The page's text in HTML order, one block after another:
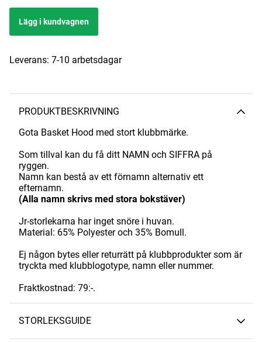
Lägg i kundvagnen
Leverans: 7-10 arbetsdagar
PRODUKTBESKRIVNING
Gota Basket Hood med stort klubbmärke.
Som tillval kan du få ditt NAMN och SIFFRA på
ryggen.
Namn kan bestå av ett förnamn alternativ ett
efternamn.
(Alla namn skrivs med stora bokstäver)
Jr-storlekarna har inget snöre i huvan.
Material: 65% Polyester och 35% Bomull.
Ej någon bytes eller returrätt på klubbprodukter som är
tryckta med klubblogotype, namn eller nummer.
Fraktkostnad: 79:-.
STORLEKSGUIDE